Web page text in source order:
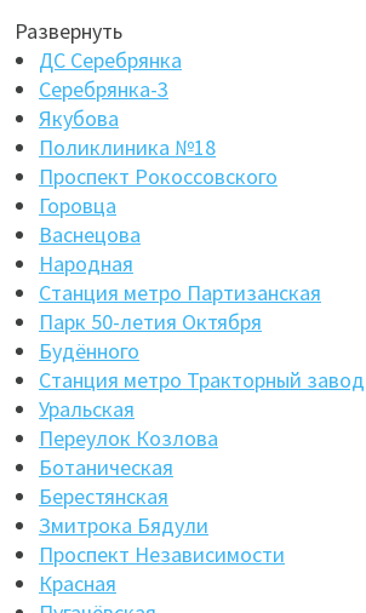
Развернуть
ДС Серебрянка
Серебрянка-3
Якубова
Поликлиника №18
Проспект Рокоссовского
Горовца
Васнецова
Народная
Станция метро Партизанская
Парк 50-летия Октября
Будённого
Станция метро Тракторный завод
Уральская
Переулок Козлова
Ботаническая
Берестянская
Змитрока Бядули
Проспект Независимости
Красная